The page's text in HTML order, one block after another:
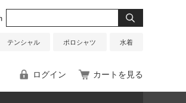
テンシャル ポロシャツ 水着
ログイン カートを見る